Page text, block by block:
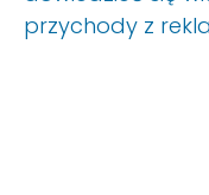
przychody z